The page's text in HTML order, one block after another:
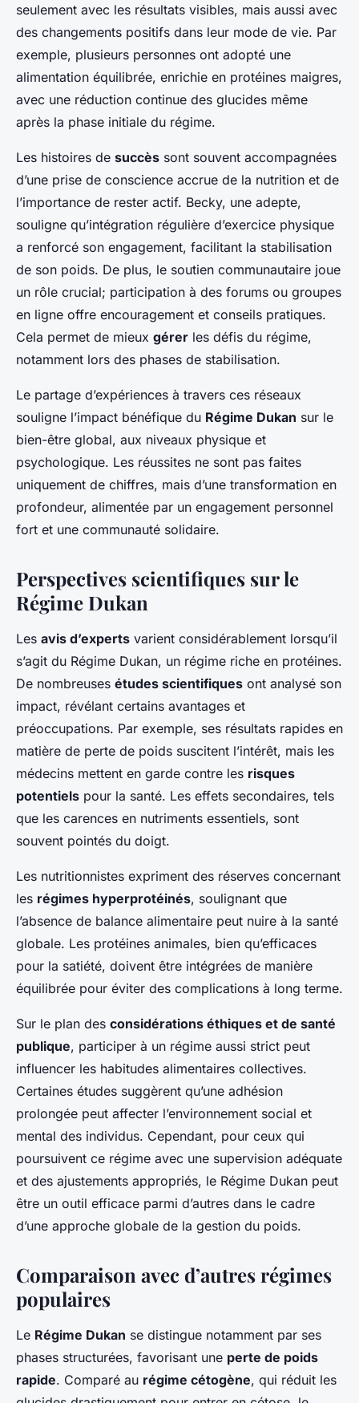
seulement avec les résultats visibles, mais aussi avec
des changements positifs dans leur mode de vie. Par
exemple, plusieurs personnes ont adopté une
alimentation équilibrée, enrichie en protéines maigres,
avec une réduction continue des glucides même
après la phase initiale du régime.
Les histoires de succès sont souvent accompagnées
d’une prise de conscience accrue de la nutrition et de
l’importance de rester actif. Becky, une adepte,
souligne qu’intégration régulière d’exercice physique
a renforcé son engagement, facilitant la stabilisation
de son poids. De plus, le soutien communautaire joue
un rôle crucial; participation à des forums ou groupes
en ligne offre encouragement et conseils pratiques.
Cela permet de mieux gérer les défis du régime,
notamment lors des phases de stabilisation.
Le partage d’expériences à travers ces réseaux
souligne l’impact bénéfique du Régime Dukan sur le
bien-être global, aux niveaux physique et
psychologique. Les réussites ne sont pas faites
uniquement de chiffres, mais d’une transformation en
profondeur, alimentée par un engagement personnel
fort et une communauté solidaire.
Perspectives scientifiques sur le
Régime Dukan
Les avis d’experts varient considérablement lorsqu’il
s’agit du Régime Dukan, un régime riche en protéines.
De nombreuses études scientifiques ont analysé son
impact, révélant certains avantages et
préoccupations. Par exemple, ses résultats rapides en
matière de perte de poids suscitent l’intérêt, mais les
médecins mettent en garde contre les risques
potentiels pour la santé. Les effets secondaires, tels
que les carences en nutriments essentiels, sont
souvent pointés du doigt.
Les nutritionnistes expriment des réserves concernant
les régimes hyperprotéinés, soulignant que
l’absence de balance alimentaire peut nuire à la santé
globale. Les protéines animales, bien qu’efficaces
pour la satiété, doivent être intégrées de manière
équilibrée pour éviter des complications à long terme.
Sur le plan des considérations éthiques et de santé
publique, participer à un régime aussi strict peut
influencer les habitudes alimentaires collectives.
Certaines études suggèrent qu’une adhésion
prolongée peut affecter l’environnement social et
mental des individus. Cependant, pour ceux qui
poursuivent ce régime avec une supervision adéquate
et des ajustements appropriés, le Régime Dukan peut
être un outil efficace parmi d’autres dans le cadre
d’une approche globale de la gestion du poids.
Comparaison avec d’autres régimes
populaires
Le Régime Dukan se distingue notamment par ses
phases structurées, favorisant une perte de poids
rapide. Comparé au régime cétogène, qui réduit les